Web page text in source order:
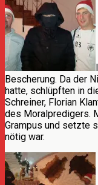
Bescherung. Da der
hatte, schlüpften in
Schreiner, Florian
des Moralpredigers.
Grampus und setzte
nötig war.